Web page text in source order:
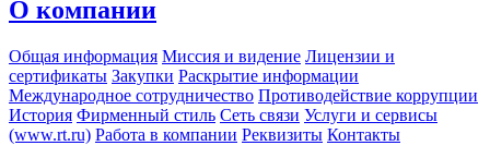
О компании
Общая информация Миссия и видение Лицензии и
сертификаты Закупки Раскрытие информации
Международное сотрудничество Противодействие коррупции
История Фирменный стиль Сеть связи Услуги и сервисы
(www.rt.ru) Работа в компании Реквизиты Контакты